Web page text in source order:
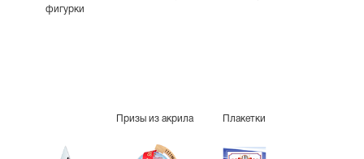
фигурки
Призы из акрила Плакетки